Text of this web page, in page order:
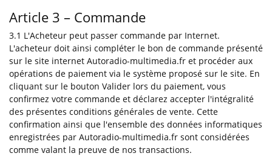
Article 3 – Commande
3.1 L'Acheteur peut passer commande par Internet.
L'acheteur doit ainsi compléter le bon de commande présenté
sur le site internet Autoradio-multimedia.fr et procéder aux
opérations de paiement via le système proposé sur le site. En
cliquant sur le bouton Valider lors du paiement, vous
confirmez votre commande et déclarez accepter l'intégralité
des présentes conditions générales de vente. Cette
confirmation ainsi que l'ensemble des données informatiques
enregistrées par Autoradio-multimedia.fr sont considérées
comme valant la preuve de nos transactions.